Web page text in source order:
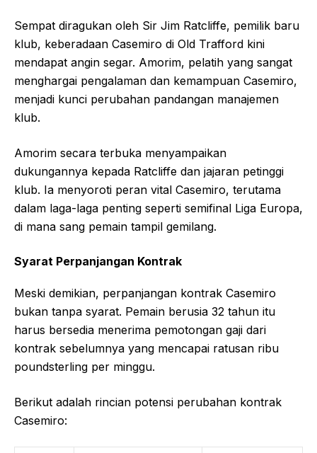
Sempat diragukan oleh Sir Jim Ratcliffe, pemilik baru
klub, keberadaan Casemiro di Old Trafford kini
mendapat angin segar. Amorim, pelatih yang sangat
menghargai pengalaman dan kemampuan Casemiro,
menjadi kunci perubahan pandangan manajemen
klub.
Amorim secara terbuka menyampaikan
dukungannya kepada Ratcliffe dan jajaran petinggi
klub. Ia menyoroti peran vital Casemiro, terutama
dalam laga-laga penting seperti semifinal Liga Europa,
di mana sang pemain tampil gemilang.
Syarat Perpanjangan Kontrak
Meski demikian, perpanjangan kontrak Casemiro
bukan tanpa syarat. Pemain berusia 32 tahun itu
harus bersedia menerima pemotongan gaji dari
kontrak sebelumnya yang mencapai ratusan ribu
poundsterling per minggu.
Berikut adalah rincian potensi perubahan kontrak
Casemiro: